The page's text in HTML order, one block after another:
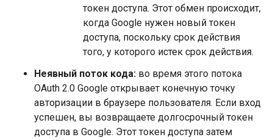
токен доступа. Этот обмен происходит,
когда Google нужен новый токен
доступа, поскольку срок действия
того, у которого истек срок действия.
Неявный поток кода: во время этого потока
OAuth 2.0 Google открывает конечную точку
авторизации в браузере пользователя. Если вход
успешен, вы возвращаете долгосрочный токен
доступа в Google. Этот токен доступа затем